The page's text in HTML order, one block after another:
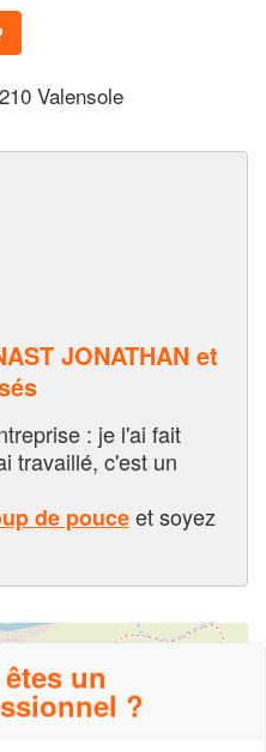
Valensole
JONATHAN et
: je l'ai fait
travaillé, c'est un
de pouceet soyez
un
?